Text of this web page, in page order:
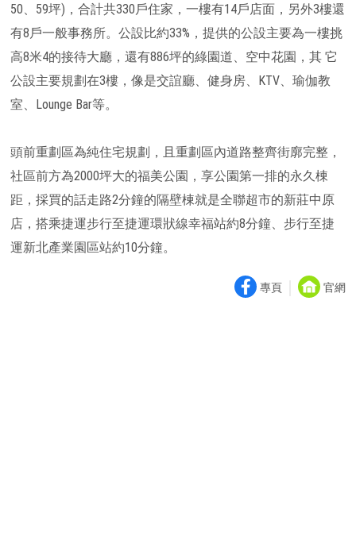
50、59坪)，合計共330戶住家，一樓有14戶店面，另外3樓還
有8戶一般事務所。公設比約33%，提供的公設主要為一樓挑
高8米4的接待大廳，還有886坪的綠園道、空中花園，其 它
公設主要規劃在3樓，像是交誼廳、健身房、KTV、瑜伽教
室、Lounge Bar等。
頭前重劃區為純住宅規劃，且重劃區內道路整齊街廓完整，
社區前方為2000坪大的福美公園，享公園第一排的永久棟
距，採買的話走路2分鐘的隔壁棟就是全聯超市的新莊中原
店，搭乘捷運步行至捷運環狀線幸福站約8分鐘、步行至捷
運新北產業園區站約10分鐘。
專頁｜ 官網